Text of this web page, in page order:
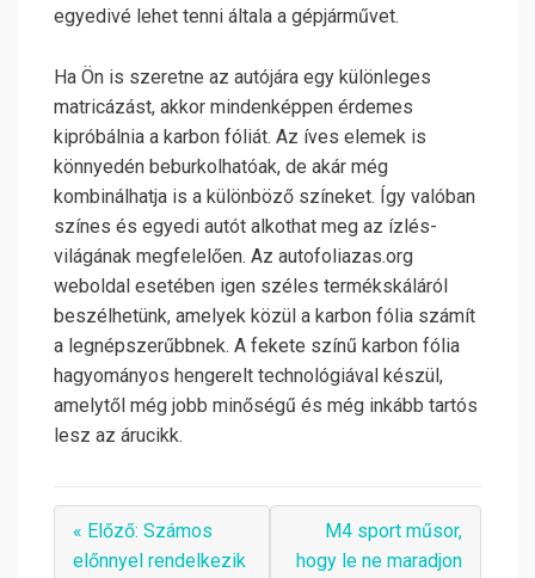
egyedivé lehet tenni általa a gépjárművet.
Ha Ön is szeretne az autójára egy különleges
matricázást, akkor mindenképpen érdemes
kipróbálnia a karbon fóliát. Az íves elemek is
könnyedén beburkolhatóak, de akár még
kombinálhatja is a különböző színeket. Így valóban
színes és egyedi autót alkothat meg az ízlés-
világának megfelelően. Az autofoliazas.org
weboldal esetében igen széles termékskáláról
beszélhetünk, amelyek közül a karbon fólia számít
a legnépszerűbbnek. A fekete színű karbon fólia
hagyományos hengerelt technológiával készül,
amelytől még jobb minőségű és még inkább tartós
lesz az árucikk.
« Előző: Számos
előnnyel rendelkezik
M4 sport műsor,
hogy le ne maradjon